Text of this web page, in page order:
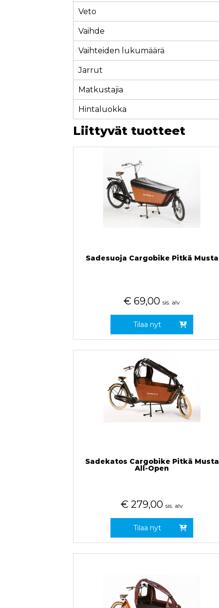
Veto
Vaihde
Vaihteiden lukumäärä
Jarrut
Matkustajia
Hintaluokka
Liittyvät tuotteet
Sadesuoja Cargobike Pitkä Musta
€ 69,00 sis. alv
Tilaa nyt
Sadekatos Cargobike Pitkä Musta
All-Open
€ 279,00 sis. alv
Tilaa nyt